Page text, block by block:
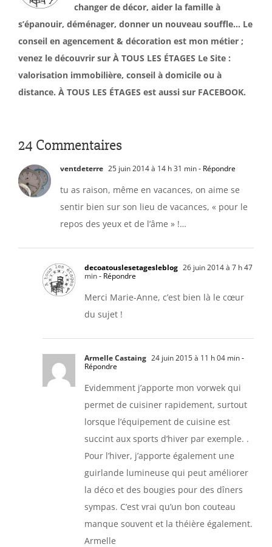
changer de décor, aider la famille à
s’épanouir, déménager, donner un nouveau souffle… Le
conseil en agencement & décoration est mon métier ;
venez le découvrir sur À TOUS LES ÉTAGES Le Site :
valorisation immobilière, conseil à domicile ou à
distance. À TOUS LES ÉTAGES est aussi sur FACEBOOK.
24 Commentaires
ventdeterre 25 juin 2014 à 14 h 31 min- Répondre
tu as raison, même en vacances, on aime se
sentir bien sur son lieu de vacances, « pour le
repos des yeux et de l’âme » !…
decoatouslesetagesleblog 26 juin 2014 à 7 h 47
min- Répondre
Merci Marie-Anne, c’est bien là le cœur
du sujet !
Armelle Castaing 24 juin 2015 à 11 h 04 min-
Répondre
Evidemment j’apporte mon vorwek qui
permet de cuisiner rapidement, surtout
lorsque l’équipement de cuisine est
succint aux sports d’hiver par exemple. .
Pour l’hiver, j’apporte également une
guirlande lumineuse qui peut améliorer
la déco et des bougies pour des dîners
sympas. C’est vrai qu’un bon couteau
manque souvent et la théière également.
Armelle